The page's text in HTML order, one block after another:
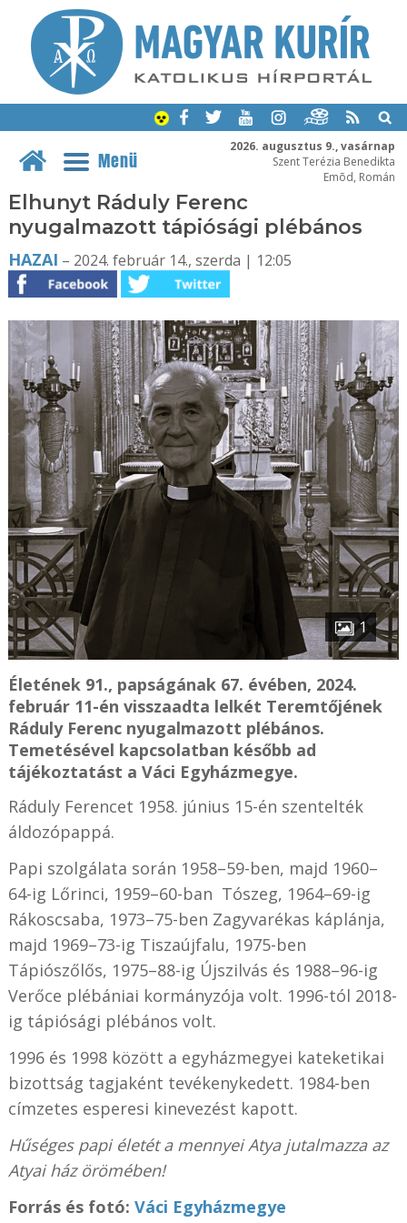
2026. augusztus 9., vasárnap
Szent Terézia Benedikta
Emõd, Román
Menü
Elhunyt Ráduly Ferenc
nyugalmazott tápiósági plébános
HAZAI – 2024. február 14., szerda | 12:05
1
Életének 91., papságának 67. évében, 2024.
február 11-én visszaadta lelkét Teremtőjének
Ráduly Ferenc nyugalmazott plébános.
Temetésével kapcsolatban később ad
tájékoztatást a Váci Egyházmegye.
Ráduly Ferencet 1958. június 15-én szentelték
áldozópappá.
Papi szolgálata során 1958–59-ben, majd 1960–
64-ig Lőrinci, 1959–60-ban Tószeg, 1964–69-ig
Rákoscsaba, 1973–75-ben Zagyvarékas káplánja,
majd 1969–73-ig Tiszaújfalu, 1975-ben
Tápiószőlős, 1975–88-ig Újszilvás és 1988–96-ig
Verőce plébániai kormányzója volt. 1996-tól 2018-
ig tápiósági plébános volt.
1996 és 1998 között a egyházmegyei kateketikai
bizottság tagjaként tevékenykedett. 1984-ben
címzetes esperesi kinevezést kapott.
Hűséges papi életét a mennyei Atya jutalmazza az
Atyai ház örömében!
Forrás és fotó: Váci Egyházmegye